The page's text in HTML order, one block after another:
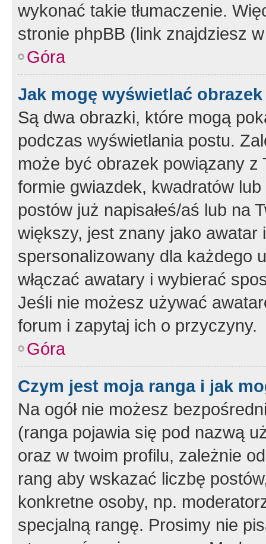
wykonać takie tłumaczenie.
stronie phpBB (link znajdziesz
Góra
Jak mogę wyświetlać
Są dwa obrazki, które mogą
podczas wyświetlania postu.
może być obrazek powiązany z
formie gwiazdek, kwadratów
postów już napisałeś/aś lub na
większy, jest znany jako
spersonalizowany dla każdego
włączać awatary i wybierać
Jeśli nie możesz używać
forum i zapytaj ich o przyczyny.
Góra
Czym jest moja ranga i jak
Na ogół nie możesz
(ranga pojawia się pod nazwą
oraz w twoim profilu, zależnie
rang aby wskazać liczbę
konkretne osoby, np.
specjalną rangę. Prosimy nie